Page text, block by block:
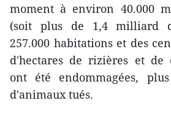
moment à environ 40.000
(soit plus de 1,4 milliard
257.000 habitations et des
d'hectares de rizières et de
ont été endommagées,
d'animaux tués.